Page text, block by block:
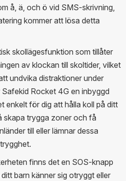
å, ä, och ö vid SMS-skrivning,
kommer att lösa detta
skollägesfunktion som tillåter
av klockan till skoltider, vilket
undvika distraktioner under
Rocket 4G en inbyggd
enkelt för dig att hålla koll på ditt
skapa trygga zoner och få
till eller lämnar dessa
finns det en SOS-knapp
barn känner sig otryggt eller